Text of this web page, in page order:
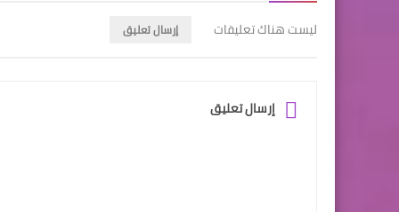
ليست هناك تعليقات إرسال تعليق
إرسال تعليق